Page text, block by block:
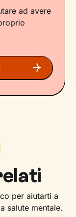
ad avere
per aiutarti a
salute mentale.